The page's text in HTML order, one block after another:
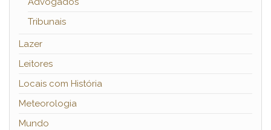
Tribunais
Lazer
Leitores
Locais com História
Meteorologia
Mundo